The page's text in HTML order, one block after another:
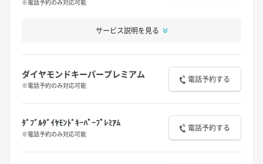
※電話予約のみ対応可能
サービス説明を見る
ダイヤモンドキーパープレミアム
※電話予約のみ対応可能
電話予約する
ﾀﾞﾌﾞﾙﾀﾞｲﾔﾓﾝﾄﾞｷｰﾊﾟｰﾌﾟﾚﾐｱﾑ
※電話予約のみ対応可能
電話予約する